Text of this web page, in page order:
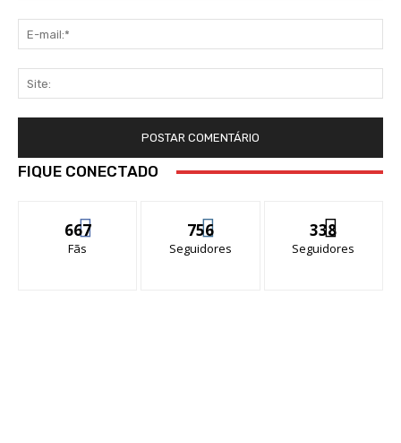
FIQUE CONECTADO
667
Fãs
756
Seguidores
338
Seguidores